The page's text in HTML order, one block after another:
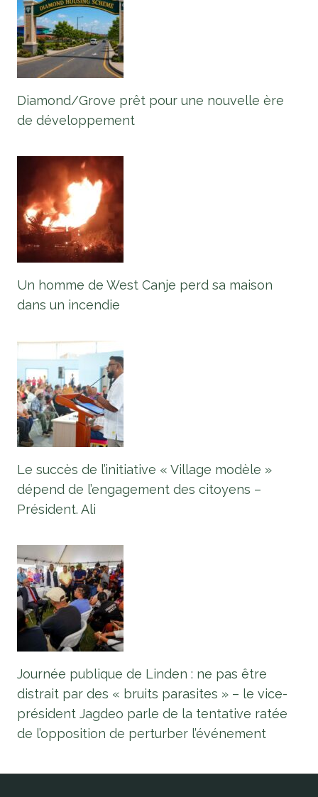
Diamond/Grove prêt pour une nouvelle ère
de développement
Un homme de West Canje perd sa maison
dans un incendie
Le succès de l’initiative « Village modèle »
dépend de l’engagement des citoyens –
Président. Ali
Journée publique de Linden : ne pas être
distrait par des « bruits parasites » – le vice-
président Jagdeo parle de la tentative ratée
de l’opposition de perturber l’événement